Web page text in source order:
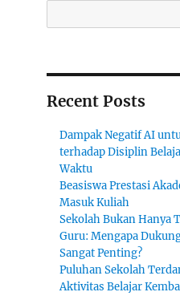
Recent Posts
Dampak Negatif AI
terhadap Disiplin
Waktu
Beasiswa Prestasi
Masuk Kuliah
Sekolah Bukan Hanya
Guru: Mengapa
Sangat Penting?
Puluhan Sekolah
Aktivitas Belajar